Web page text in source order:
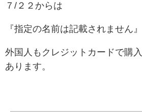
７/２２からは
『指定の名前は記載されません
外国人もクレジットカードで購
あります。